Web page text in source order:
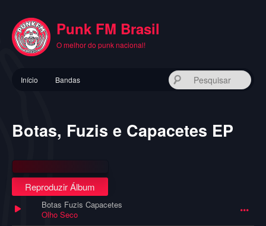
conteúdo
principal
Punk FM Brasil
O melhor do punk nacional!
principal
Início Bandas
Botas, Fuzis e Capacetes EP
Reproduzir Álbum
Botas Fuzis Capacetes
Olho Seco